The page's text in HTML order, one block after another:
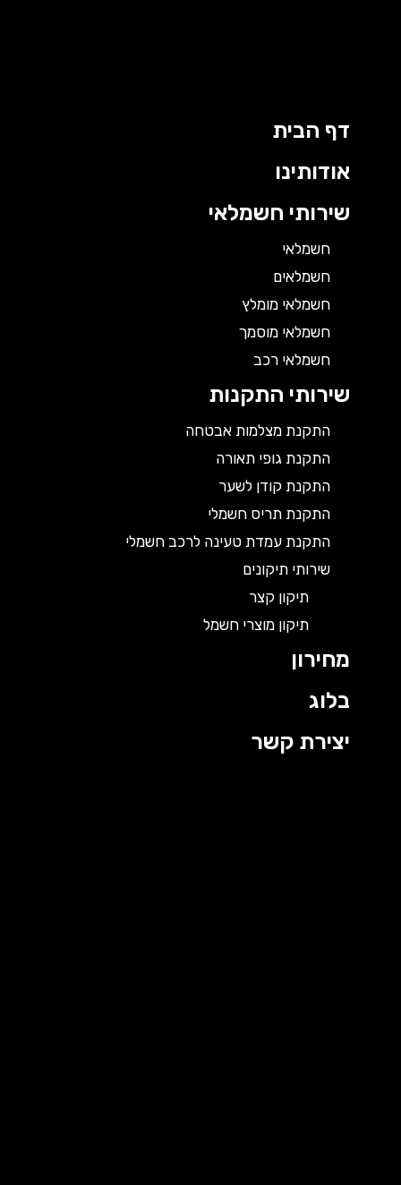
דף הבית
אודותינו
שירותי חשמלאי
חשמלאי
חשמלאים
חשמלאי מומלץ
חשמלאי מוסמך
חשמלאי רכב
שירותי התקנות
התקנת מצלמות אבטחה
התקנת גופי תאורה
התקנת קודן לשער
התקנת תריס חשמלי
התקנת עמדת טעינה לרכב חשמלי
שירותי תיקונים
תיקון קצר
תיקון מוצרי חשמל
מחירון
בלוג
יצירת קשר